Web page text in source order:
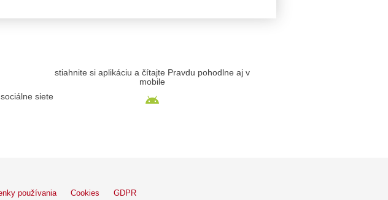
siete
stiahnite si aplikáciu a čítajte Pravdu pohodlne aj v
mobile
používania Cookies GDPR